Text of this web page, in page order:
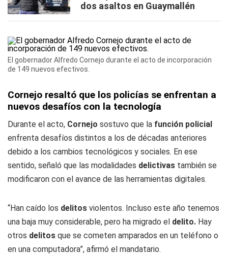
dos asaltos en Guaymallén
El gobernador Alfredo Cornejo durante el acto de incorporación
de 149 nuevos efectivos.
Cornejo resaltó que los policías se enfrentan a
nuevos desafíos con la tecnología
Durante el acto, Cornejo sostuvo que la función policial
enfrenta desafíos distintos a los de décadas anteriores
debido a los cambios tecnológicos y sociales. En ese
sentido, señaló que las modalidades delictivas también se
modificaron con el avance de las herramientas digitales.
“Han caído los delitos violentos. Incluso este año tenemos
una baja muy considerable, pero ha migrado el delito. Hay
otros delitos que se cometen amparados en un teléfono o
en una computadora”, afirmó el mandatario.